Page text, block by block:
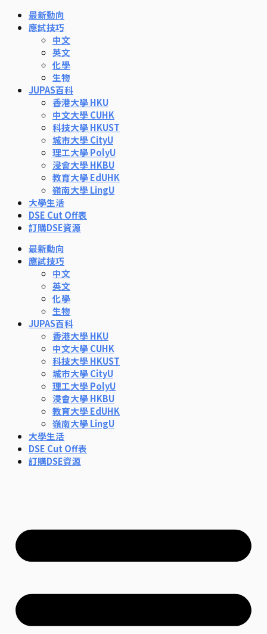
最新動向
應試技巧
中文
英文
化學
生物
JUPAS百科
香港大學 HKU
中文大學 CUHK
科技大學 HKUST
城市大學 CityU
理工大學 PolyU
浸會大學 HKBU
教育大學 EdUHK
嶺南大學 LingU
大學生活
DSE Cut Off表
訂購DSE資源
最新動向
應試技巧
中文
英文
化學
生物
JUPAS百科
香港大學 HKU
中文大學 CUHK
科技大學 HKUST
城市大學 CityU
理工大學 PolyU
浸會大學 HKBU
教育大學 EdUHK
嶺南大學 LingU
大學生活
DSE Cut Off表
訂購DSE資源